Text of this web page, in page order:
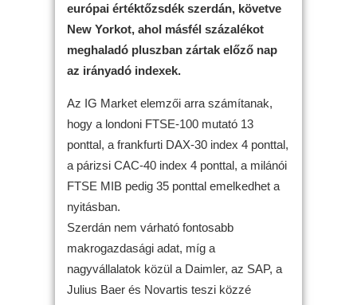
európai értéktőzsdék szerdán, követve
New Yorkot, ahol másfél százalékot
meghaladó pluszban zártak előző nap
az irányadó indexek.
Az IG Market elemzői arra számítanak,
hogy a londoni FTSE-100 mutató 13
ponttal, a frankfurti DAX-30 index 4 ponttal,
a párizsi CAC-40 index 4 ponttal, a milánói
FTSE MIB pedig 35 ponttal emelkedhet a
nyitásban.
Szerdán nem várható fontosabb
makrogazdasági adat, míg a
nagyvállalatok közül a Daimler, az SAP, a
Julius Baer és Novartis teszi közzé